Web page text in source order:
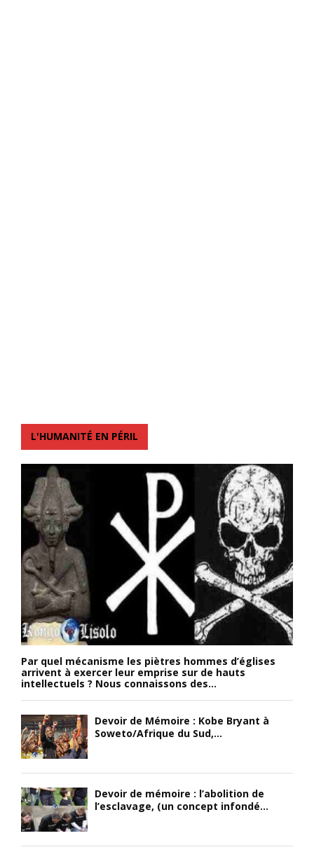
L'HUMANITÉ EN PÉRIL
Par quel mécanisme les piètres hommes d’églises
arrivent à exercer leur emprise sur de hauts
intellectuels ? Nous connaissons des...
Devoir de Mémoire : Kobe Bryant à
Soweto/Afrique du Sud,...
Devoir de mémoire : l’abolition de
l’esclavage, (un concept infondé...